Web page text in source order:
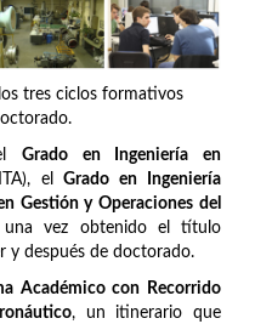
tres ciclos formativos
Grado en Ingeniería en
elGrado en Ingeniería
Gestión y Operaciones del
una vez obtenido el título
y después de doctorado.
Académico con Recorrido
, un itinerario que